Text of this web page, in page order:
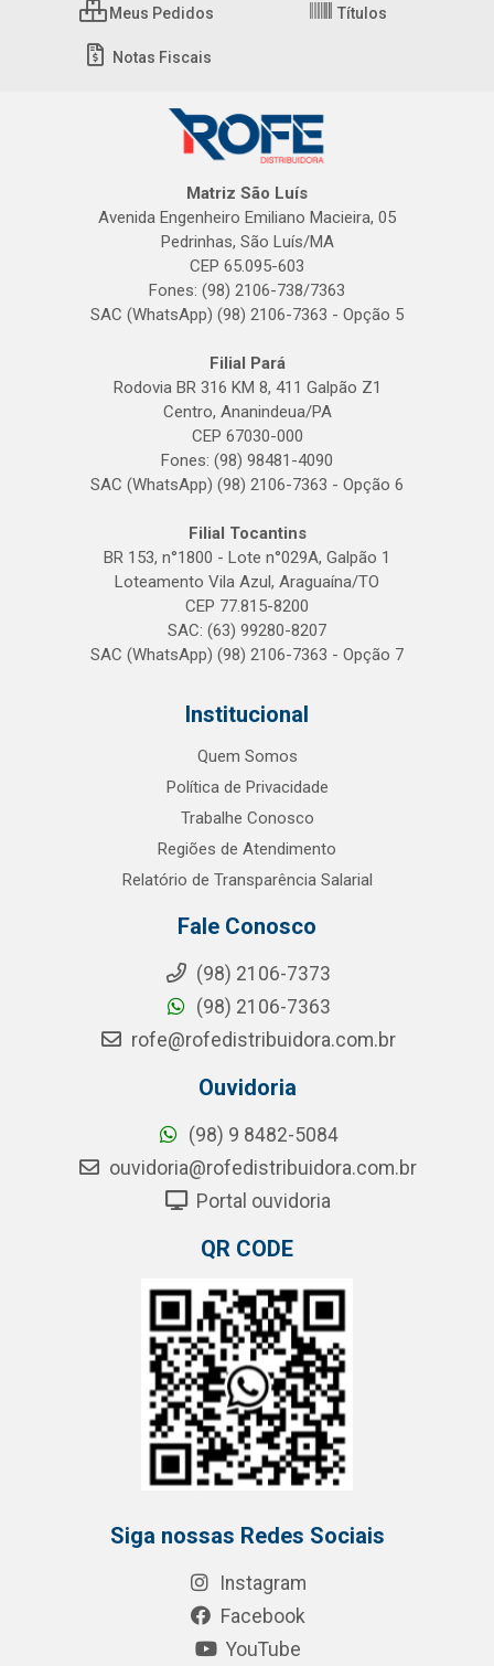
Meus Pedidos Títulos
Notas Fiscais
Matriz São Luís
Avenida Engenheiro Emiliano Macieira, 05
Pedrinhas, São Luís/MA
CEP 65.095-603
Fones: (98) 2106-738/7363
SAC (WhatsApp) (98) 2106-7363 - Opção 5
Filial Pará
Rodovia BR 316 KM 8, 411 Galpão Z1
Centro, Ananindeua/PA
CEP 67030-000
Fones: (98) 98481-4090
SAC (WhatsApp) (98) 2106-7363 - Opção 6
Filial Tocantins
BR 153, n°1800 - Lote n°029A, Galpão 1
Loteamento Vila Azul, Araguaína/TO
CEP 77.815-8200
SAC: (63) 99280-8207
SAC (WhatsApp) (98) 2106-7363 - Opção 7
Institucional
Quem Somos
Política de Privacidade
Trabalhe Conosco
Regiões de Atendimento
Relatório de Transparência Salarial
Fale Conosco
(98) 2106-7373
(98) 2106-7363
rofe@rofedistribuidora.com.br
Ouvidoria
(98) 9 8482-5084
ouvidoria@rofedistribuidora.com.br
Portal ouvidoria
QR CODE
Siga nossas Redes Sociais
Instagram
Facebook
YouTube